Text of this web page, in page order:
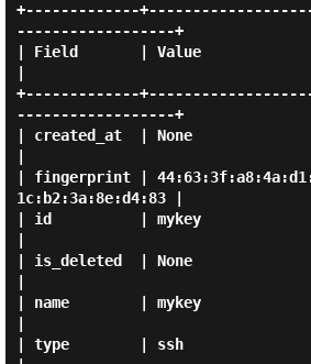
+-------------
------------------+
| Field       | Value
+-------------
------------------+
| created_at  | None
| fingerprint |
1c:b2:3a:8e:d4:83 |
| id          | mykey
| is_deleted  | None
| name        | mykey
| type        | ssh